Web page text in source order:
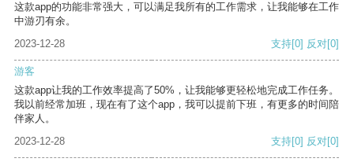
这款app的功能非常强大，可以满足我所有的工作需求，让我能够在工作
中游刃有余。
2023-12-28
支持[0] 反对[0]
游客
这款app让我的工作效率提高了50%，让我能够更轻松地完成工作任务。
我以前经常加班，现在有了这个app，我可以提前下班，有更多的时间陪
伴家人。
2023-12-28
支持[0] 反对[0]